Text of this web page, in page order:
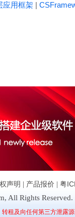
应用框架 |
声明 | 产品报价 | 粤
All Rights Reserved.
租及向任何第三方泄露